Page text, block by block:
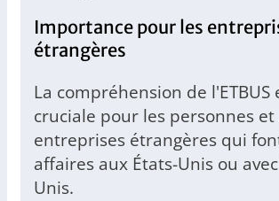
Importance pour les
étrangères
La compréhension de l'ETBUS
cruciale pour les personnes et
entreprises étrangères qui
affaires aux États-Unis ou
Unis.